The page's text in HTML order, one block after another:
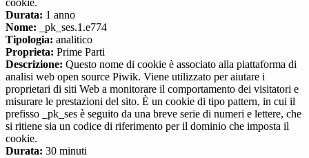
cookie.
Durata: 1 anno
Nome: _pk_ses.1.e774
Tipologia: analitico
Proprieta: Prime Parti
Descrizione: Questo nome di cookie è associato alla piattaforma di
analisi web open source Piwik. Viene utilizzato per aiutare i
proprietari di siti Web a monitorare il comportamento dei visitatori e
misurare le prestazioni del sito. È un cookie di tipo pattern, in cui il
prefisso _pk_ses è seguito da una breve serie di numeri e lettere, che
si ritiene sia un codice di riferimento per il dominio che imposta il
cookie.
Durata: 30 minuti